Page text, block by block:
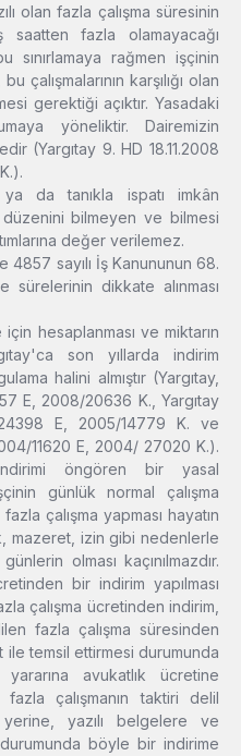
olan fazla çalışma süresinin
saatten fazla olamayacağı
sınırlamaya rağmen işçinin
çalışmalarının karşılığı olan
gerektiği açıktır. Yasadaki
yöneliktir. Dairemizin
(Yargıtay 9. HD 18.11.2008
ya da tanıkla ispatı imkân
bilmeyen ve bilmesi
değer verilemez.
4857 sayılı İş Kanununun 68.
sürelerinin dikkate alınması
hesaplanması ve miktarın
son yıllarda indirim
halini almıştır (Yargıtay,
E, 2008/20636 K., Yargıtay
E, 2005/14779 K. ve
11620 E, 2004/ 27020 K.).
öngören bir yasal
günlük normal çalışma
çalışma yapması hayatın
mazeret, izin gibi nedenlerle
olması kaçınılmazdır.
bir indirim yapılması
çalışma ücretinden indirim,
fazla çalışma süresinden
temsil ettirmesi durumunda
avukatlık ücretine
çalışmanın taktiri delil
yerine, yazılı belgelere ve
durumunda böyle bir indirime